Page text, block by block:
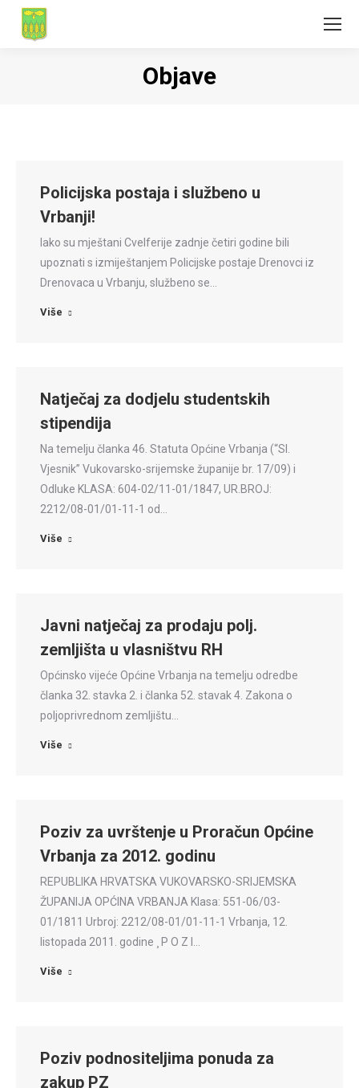
Objave
Policijska postaja i službeno u
Vrbanji!
Iako su mještani Cvelferije zadnje četiri godine bili
upoznati s izmiještanjem Policijske postaje Drenovci iz
Drenovaca u Vrbanju, službeno se…
Više
Natječaj za dodjelu studentskih
stipendija
Na temelju članka 46. Statuta Općine Vrbanja (“Sl.
Vjesnik” Vukovarsko-srijemske županije br. 17/09) i
Odluke KLASA: 604-02/11-01/1847, UR.BROJ:
2212/08-01/01-11-1 od…
Više
Javni natječaj za prodaju polj.
zemljišta u vlasništvu RH
Općinsko vijeće Općine Vrbanja na temelju odredbe
članka 32. stavka 2. i članka 52. stavak 4. Zakona o
poljoprivrednom zemljištu…
Više
Poziv za uvrštenje u Proračun Općine
Vrbanja za 2012. godinu
REPUBLIKA HRVATSKA VUKOVARSKO-SRIJEMSKA
ŽUPANIJA OPĆINA VRBANJA Klasa: 551-06/03-
01/1811 Urbroj: 2212/08-01/01-11-1 Vrbanja, 12.
listopada 2011. godine ¸ P O Z I…
Više
Poziv podnositeljima ponuda za
zakup PZ